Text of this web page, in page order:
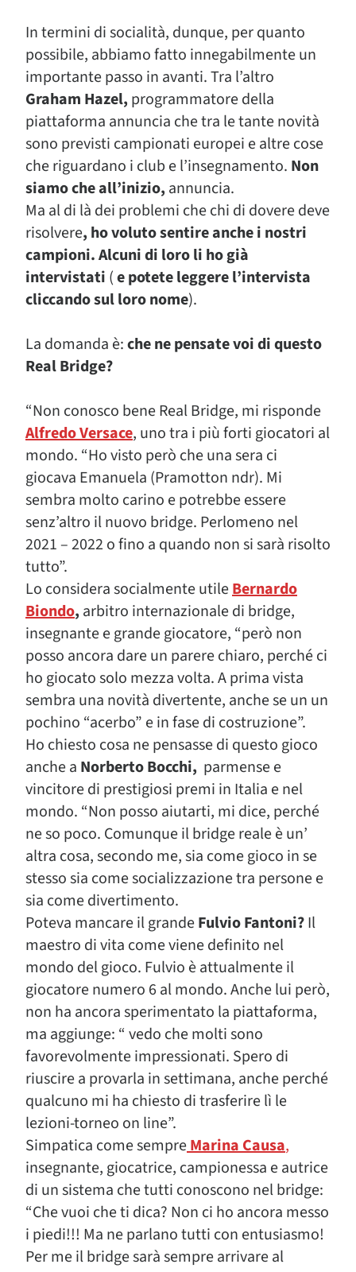
In termini di socialità, dunque, per quanto
possibile, abbiamo fatto innegabilmente un
importante passo in avanti. Tra l’altro
Graham Hazel, programmatore della
piattaforma annuncia che tra le tante novità
sono previsti campionati europei e altre cose
che riguardano i club e l’insegnamento. Non
siamo che all’inizio, annuncia.
Ma al di là dei problemi che chi di dovere deve
risolvere, ho voluto sentire anche i nostri
campioni. Alcuni di loro li ho già
intervistati (e potete leggere l’intervista
cliccando sul loro nome).
La domanda è:che ne pensate voi di questo
Real Bridge?
“Non conosco bene Real Bridge, mi risponde
Alfredo Versace, uno tra i più forti giocatori al
mondo. “Ho visto però che una sera ci
giocava Emanuela (Pramotton ndr). Mi
sembra molto carino e potrebbe essere
senz’altro il nuovo bridge. Perlomeno nel
2021 – 2022 o fino a quando non si sarà risolto
tutto”.
Lo considera socialmente utileBernardo
Biondo, arbitro internazionale di bridge,
insegnante e grande giocatore, “però non
posso ancora dare un parere chiaro, perché ci
ho giocato solo mezza volta. A prima vista
sembra una novità divertente, anche se un un
pochino “acerbo” e in fase di costruzione”.
Ho chiesto cosa ne pensasse di questo gioco
anche a Norberto Bocchi, parmense e
vincitore di prestigiosi premi in Italia e nel
mondo. “Non posso aiutarti, mi dice, perché
ne so poco. Comunque il bridge reale è un’
altra cosa, secondo me, sia come gioco in se
stesso sia come socializzazione tra persone e
sia come divertimento.
Poteva mancare il grandeFulvio Fantoni?Il
maestro di vita come viene definito nel
mondo del gioco. Fulvio è attualmente il
giocatore numero 6 al mondo. Anche lui però,
non ha ancora sperimentato la piattaforma,
ma aggiunge: “ vedo che molti sono
favorevolmente impressionati. Spero di
riuscire a provarla in settimana, anche perché
qualcuno mi ha chiesto di trasferire lì le
lezioni-torneo on line”.
Simpatica come sempreMarina Causa,
insegnante, giocatrice, campionessa e autrice
di un sistema che tutti conoscono nel bridge:
“Che vuoi che ti dica? Non ci ho ancora messo
i piedi!!! Ma ne parlano tutti con entusiasmo!
Per me il bridge sarà sempre arrivare al